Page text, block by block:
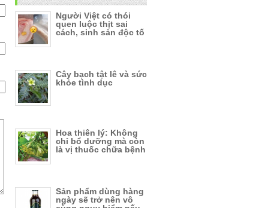
Người Việt có thói
quen luộc thịt sai
cách, sinh sản độc tố
Cây bạch tật lê và sức
khỏe tình dục
Hoa thiên lý: Không
chỉ bổ dưỡng mà còn
là vị thuốc chữa bệnh
Sản phẩm dùng hàng
ngày sẽ trở nên vô